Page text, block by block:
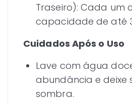
Traseiro): Cada um
capacidade de até
Cuidados Após o Uso
Lave com água
abundância e deixe
sombra.